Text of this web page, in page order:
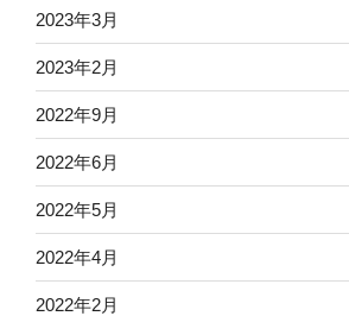
2023年3月
2023年2月
2022年9月
2022年6月
2022年5月
2022年4月
2022年2月